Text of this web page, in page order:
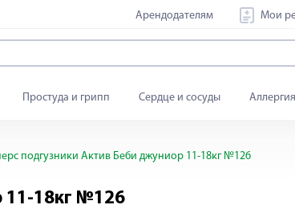
Арендодателям Мои
Простуда и грипп Сердце и сосуды Аллергия
подгузники Актив Беби джуниор 11-18кг №126
11-18кг №126